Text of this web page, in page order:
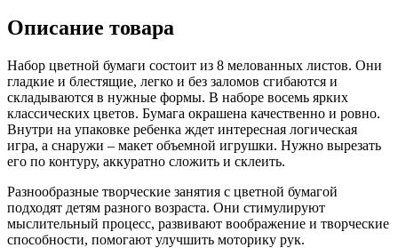
Описание товара
Набор цветной бумаги состоит из 8 мелованных листов. Они
гладкие и блестящие, легко и без заломов сгибаются и
складываются в нужные формы. В наборе восемь ярких
классических цветов. Бумага окрашена качественно и ровно.
Внутри на упаковке ребенка ждет интересная логическая
игра, а снаружи – макет объемной игрушки. Нужно вырезать
его по контуру, аккуратно сложить и склеить.
Разнообразные творческие занятия с цветной бумагой
подходят детям разного возраста. Они стимулируют
мыслительный процесс, развивают воображение и творческие
способности, помогают улучшить моторику рук.